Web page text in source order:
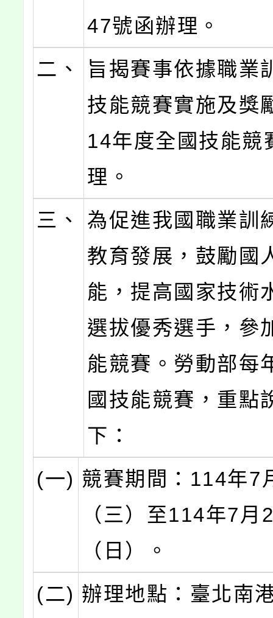
47號函辦理。
二、
旨揭賽事依據職業
技能競賽實施及獎
14年度全國技能競
理。
三、
為促進我國職業訓
教育發展，鼓勵國
能，提高國家技術
選拔優秀選手，參
能競賽。勞動部每
國技能競賽，重點
下：
(一) 競賽期間：114年7
（三）至114年7月
（日）。
(二) 辦理地點：臺北南